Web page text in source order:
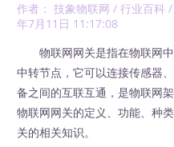
作者： 技象物联网/行业百科
年7月11日 11:17:08
物联网网关是指在物联网中
中转节点，它可以连接传感器
备之间的互联互通，是物联网
物联网网关的定义、功能、种
关的相关知识。